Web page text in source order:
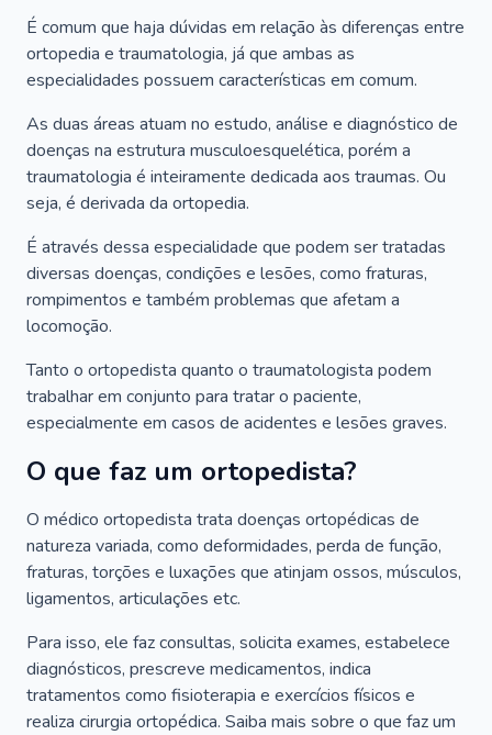
É comum que haja dúvidas em relação às diferenças entre
ortopedia e traumatologia, já que ambas as
especialidades possuem características em comum.
As duas áreas atuam no estudo, análise e diagnóstico de
doenças na estrutura musculoesquelética, porém a
traumatologia é inteiramente dedicada aos traumas. Ou
seja, é derivada da ortopedia.
É através dessa especialidade que podem ser tratadas
diversas doenças, condições e lesões, como fraturas,
rompimentos e também problemas que afetam a
locomoção.
Tanto o ortopedista quanto o traumatologista podem
trabalhar em conjunto para tratar o paciente,
especialmente em casos de acidentes e lesões graves.
O que faz um ortopedista?
O médico ortopedista trata doenças ortopédicas de
natureza variada, como deformidades, perda de função,
fraturas, torções e luxações que atinjam ossos, músculos,
ligamentos, articulações etc.
Para isso, ele faz consultas, solicita exames, estabelece
diagnósticos, prescreve medicamentos, indica
tratamentos como fisioterapia e exercícios físicos e
realiza cirurgia ortopédica. Saiba mais sobre o que faz um